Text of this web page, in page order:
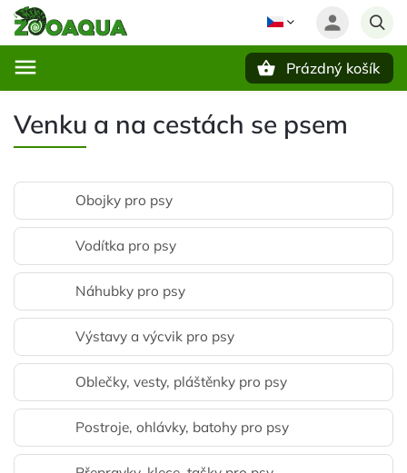
Prázdný košík
Venku a na cestách se psem
Obojky pro psy
Vodítka pro psy
Náhubky pro psy
Výstavy a výcvik pro psy
Oblečky, vesty, pláštěnky pro psy
Postroje, ohlávky, batohy pro psy